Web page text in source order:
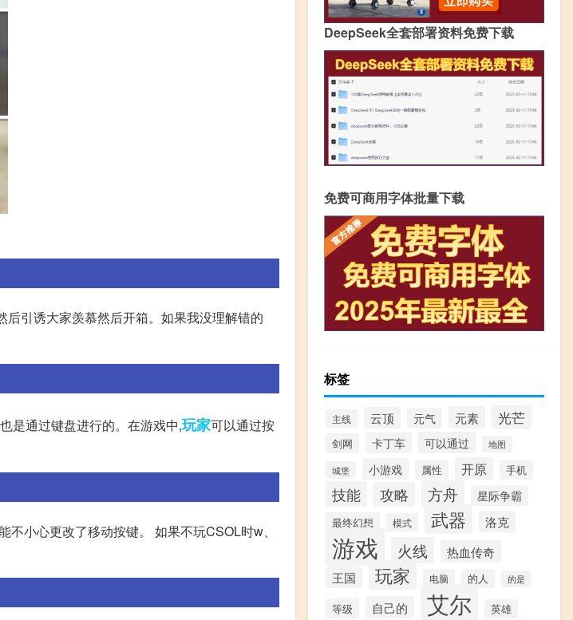
引诱大家羡慕然后开箱。如果我没理解错的
是通过键盘进行的。在游戏中,玩家可以通过按
小心更改了移动按键。 如果不玩CSOL时w、
DeepSeek全套部署资料免费下载
免费可商用字体批量下载
标签
主线 云顶 元气 元素 光芒
剑网 卡丁车 可以通过 地图
城堡 小游戏 属性 开原 手机
技能 攻略 方舟 星际争霸
最终幻想 模式 武器 洛克
游戏 火线 热血传奇
王国 玩家 电脑 的人 的是
等级 自己的 艾尔 英雄